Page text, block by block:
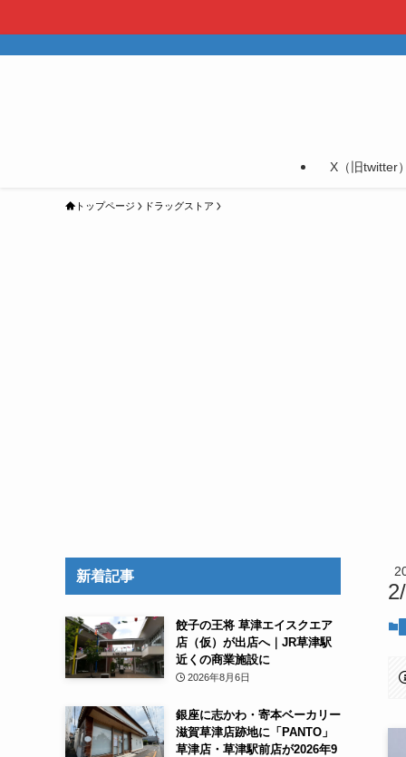
X（旧twitter
トップページ ドラッグストア
新着記事
餃子の王将 草津エイスクエア
店（仮）が出店へ｜JR草津駅
近くの商業施設に
2026年8月6日
銀座に志かわ・寄本ベーカリー
滋賀草津店跡地に「PANTO」
草津店・草津駅前店が2026年9